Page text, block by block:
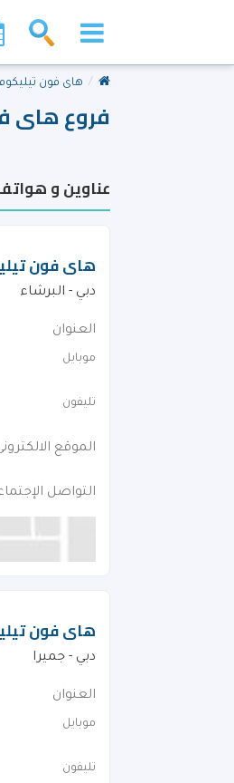
هاى فون
فروع هاى
عناوين و
هاى فون
دبي - البرشاء
العنوان
موبايل
تليفون
الموقع
التواصل
هاى فون
دبي - جميرا
العنوان
موبايل
تليفون